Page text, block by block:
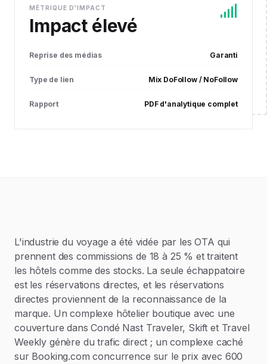
MÉTRIQUE D'IMPACT
Impact élevé
Reprise des médias Garanti
Type de lien Mix DoFollow / NoFollow
Rapport PDF d'analytique complet
L'industrie du voyage a été vidée par les OTA qui
prennent des commissions de 18 à 25 % et traitent
les hôtels comme des stocks. La seule échappatoire
est les réservations directes, et les réservations
directes proviennent de la reconnaissance de la
marque. Un complexe hôtelier boutique avec une
couverture dans Condé Nast Traveler, Skift et Travel
Weekly génère du trafic direct ; un complexe caché
sur Booking.com concurrence sur le prix avec 600